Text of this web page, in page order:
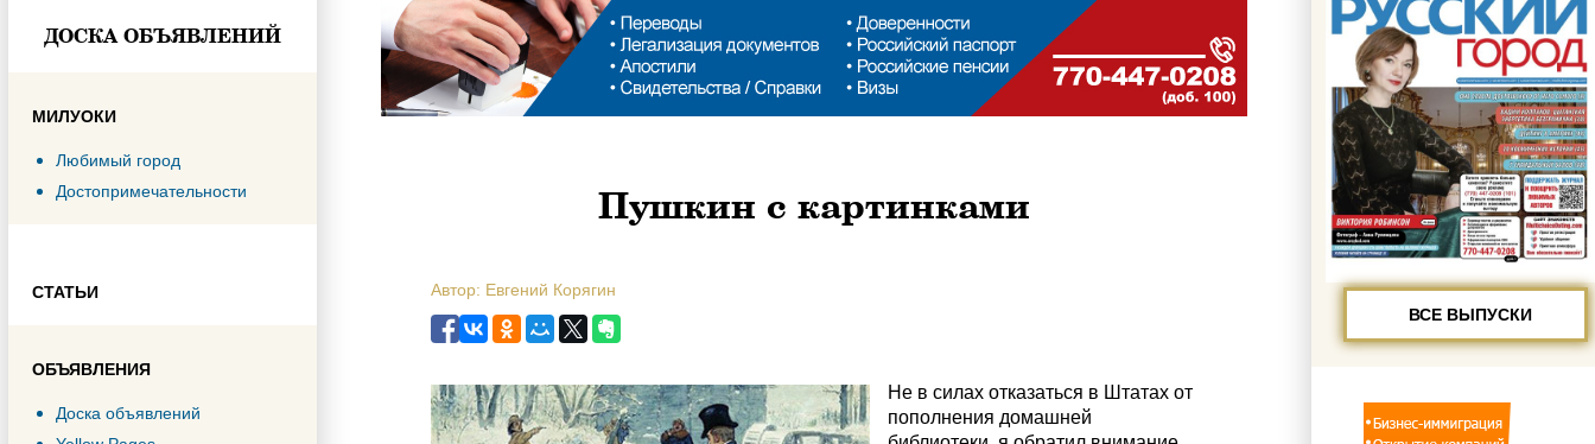
ДОСКА ОБЪЯВЛЕНИЙ
МИЛУОКИ
Любимый город
Достопримечательности
СТАТЬИ
ОБЪЯВЛЕНИЯ
Доска объявлений
Пушкин с картинками
Автор: Евгений Корягин
Не в силах отказаться в Штатах от
пополнения домашней
ВСЕ ВЫПУСКИ